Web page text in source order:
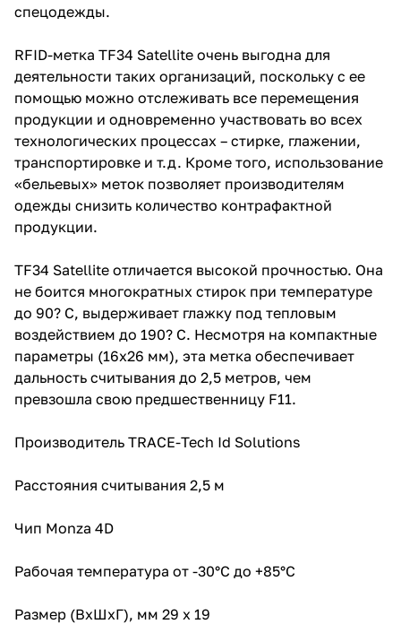
спецодежды.
RFID-метка TF34 Satellite очень выгодна для
деятельности таких организаций, поскольку с ее
помощью можно отсле­живать все перемещения
продукции и одновременно участвовать во всех
технологических процессах – стирке, глажении,
транспортировке и т.д. Кроме того, использова­ние
«бельевых» меток позволяет производителям
одеж­ды снизить количество контрафактной
продукции.
TF34 Satellite отличается высокой прочностью. Она
не бо­ится многократных стирок при температуре
до 90? С, вы­держивает глажку под тепловым
воздействием до 190? С. Несмотря на компактные
параметры (16х26 мм), эта мет­ка обеспечивает
дальность считывания до 2,5 метров, чем
превзошла свою предшественницу F11.
Производитель TRACE-Tech Id Solutions
Расстояния считывания 2,5 м
Чип Monza 4D
Рабочая температура от -30°C до +85°С
Размер (ВхШхГ), мм 29 x 19